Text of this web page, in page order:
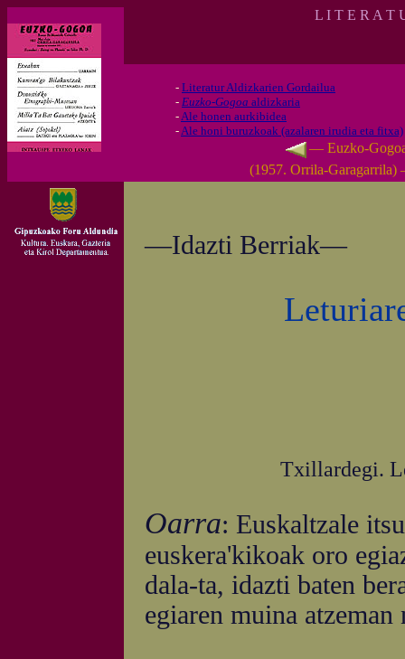
L I T E R A T
- Literatur Aldizkarien Gordailua
- Euzko-Gogoa aldizkaria
-Ale honen aurkibidea
-Ale honi buruzkoak (azalaren irudia eta fitxa)
— Euzko-
(1957. Orrila-
—Idazti Berriak—
Txillardegi.
Oarra: Euskaltzale
euskera'kikoak oro
dala-ta, idazti baten
egiaren muina